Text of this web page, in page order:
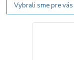
Vybrali sme pre vás